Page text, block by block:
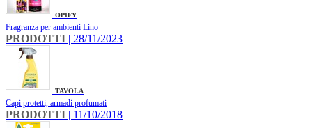
OPIFY
Fragranza per ambienti Lino
PRODOTTI | 28/11/2023
TAVOLA
Capi protetti, armadi profumati
PRODOTTI | 11/10/2018